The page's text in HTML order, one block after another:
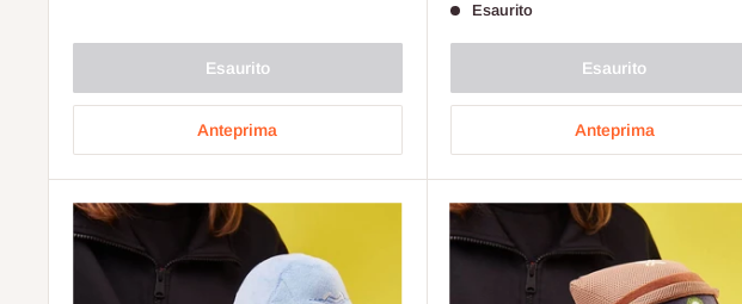
Esaurito
Anteprima
Esaurito
Esaurito
Anteprima